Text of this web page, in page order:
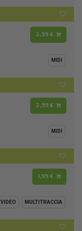
2,99 €
MIDI
2,99 €
MIDI
1,99 €
VIDEO MULTITRACCIA